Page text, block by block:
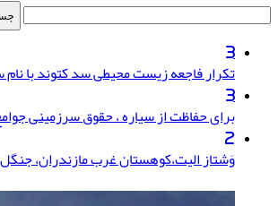
3
تکرار فاجعه زیست محیطی سد کتوند با
3
برای حفاظت از سیاره ، حقوق سرزمینی
2
وَشتاز الیت،کوهستان غرب مازندران،